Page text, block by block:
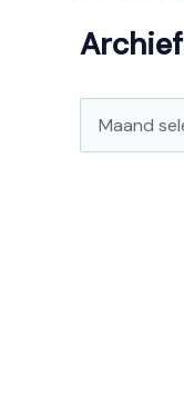
Archief